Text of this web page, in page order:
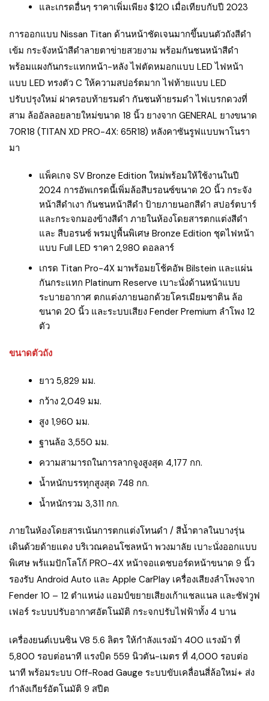
และเกรดอื่นๆ ราคาเพิ่มเพียง $120 เมื่อเทียบกับปี 2023
การออกแบบ Nissan Titan ด้านหน้าชัดเจนมากขึ้นบนตัวถังสีดำ
เข้ม กระจังหน้าสีดำลายตาข่ายสวยงาม พร้อมกันชนหน้าสีดำ
พร้อมแผงกันกระแทกหน้า-หลัง ไฟตัดหมอกแบบ LED ไฟหน้า
แบบ LED ทรงตัว C ให้ความสปอร์ตมาก ไฟท้ายแบบ LED
ปรับปรุงใหม่ ฝาครอบท้ายรมดำ กันชนท้ายรมดำ ไฟเบรกดวงที่
สาม ล้ออัลลอยลายใหม่ขนาด 18 นิ้ว ยางจาก GENERAL ยางขนาด
70R18 (TITAN XD PRO-4X: 65R18) หลังคาซันรูฟแบบพาโนรา
มา
แพ็คเกจ SV Bronze Edition ใหม่พร้อมให้ใช้งานในปี
2024 การอัพเกรดนี้เพิ่มล้อสีบรอนซ์ขนาด 20 นิ้ว กระจัง
หน้าสีดำเงา กันชนหน้าสีดำ ป้ายภายนอกสีดำ สปอร์ตบาร์
และกระจกมองข้างสีดำ ภายในห้องโดยสารตกแต่งสีดำ
และ สีบอรนซ์ พรมปูพื้นพิเศษ Bronze Edition ชุดไฟหน้า
แบบ Full LED ราคา 2,980 ดอลลาร์
เกรด Titan Pro-4X มาพร้อมยโช้คอัพ Bilstein และแผ่น
กันกระแทก Platinum Reserve เบาะนั่งด้านหน้าแบบ
ระบายอากาศ ตกแต่งภายนอกด้วยโครเมียมซาติน ล้อ
ขนาด 20 นิ้ว และระบบเสียง Fender Premium ลำโพง 12
ตัว
ขนาดตัวถัง
ยาว 5,829 มม.
กว้าง 2,049 มม.
สูง 1,960 มม.
ฐานล้อ 3,550 มม.
ความสามารถในการลากจูงสูงสุด 4,177 กก.
น้ำหนักบรรทุกสูงสุด 748 กก.
น้ำหนักรวม 3,311 กก.
ภายในห้องโดยสารเน้นการตกแต่งโทนดำ / สีน้ำตาลในบางรุ่น
เดินด้วยด้ายแดง บริเวณคอนโซลหน้า พวงมาลัย เบาะนั่งออกแบบ
พิเศษ พร้แมปักโลโก้ PRO-4X หน้าจอแดชบอร์ดหน้าขนาด 9 นิ้ว
รองรับ Android Auto และ Apple CarPlay เครื่องเสียงลำโพงจาก
Fender 10 – 12 ตำแหน่ง แอมป์ขยายเสียงเก้าแชลแนล และซัฟวูฟ
เฟอร์ ระบบปรับอากาศอัตโนมัติ กระจกปรับไฟฟ้าทั้ง 4 บาน
เครื่องยนต์เบนซิน V8 5.6 ลิตร ให้กำลังแรงม้า 400 แรงม้า ที่
5,800 รอบต่อนาที แรงบิด 559 นิวตัน-เมตร ที่ 4,000 รอบต่อ
นาที พร้อมระบบ Off-Road Gauge ระบบขับเคลื่อนสี่ล้อใหม่+ ส่ง
กำลังเกียร์อัตโนมัติ 9 สปีต